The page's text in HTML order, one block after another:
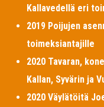
Kallavedellä eri
2019 Poijujen
toimeksiantajille
2020 Tavaran,
Kallan, Syvärin ja
2020 Väylätöitä